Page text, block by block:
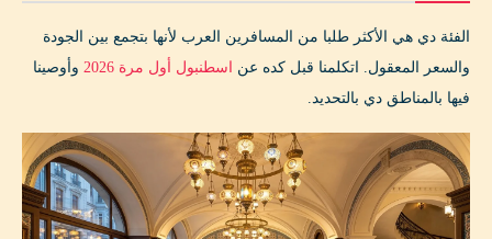
الفئة دي هي الأكثر طلبا من المسافرين العرب لأنها بتجمع بين الجودة
والسعر المعقول. اتكلمنا قبل كده عن
اسطنبول أول مرة 2026
وأوصينا
فيها بالمناطق دي بالتحديد.